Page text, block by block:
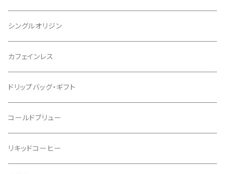
シングルオリジン
カフェインレス
ドリップバッグ・ギフト
コールドブリュー
リキッドコーヒー